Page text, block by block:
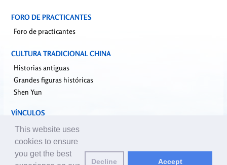
FORO DE PRACTICANTES
Foro de practicantes
CULTURA TRADICIONAL CHINA
Historias antiguas
Grandes figuras históricas
Shen Yun
VÍNCULOS
falundafa.org
faluninfo.net
minghui.org
pureinsight.org
This website uses
cookies to ensure
you get the best
Decline Accept